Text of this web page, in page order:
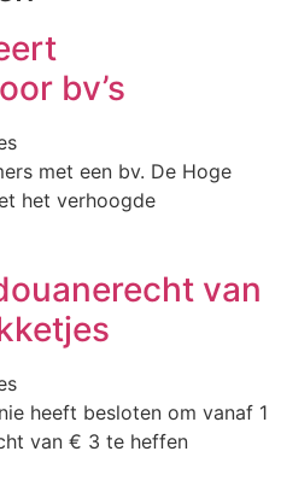
bv’s
met een bv. De Hoge
het verhoogde
van
heeft besloten om vanaf 1
van € 3 te heffen